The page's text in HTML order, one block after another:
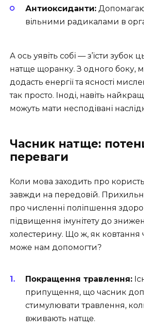
Антиоксиданти:
вільними радикалами в
А ось уявіть собі — з’їсти зубок
натще щоранку. З одного боку,
додасть енергії та ясності
так просто. Іноді, навіть
можуть мати несподівані
Часник натще:
переваги
Коли мова заходить про
завжди на передовій.
про численні поліпшення
підвищення імунітету до
холестерину. Що ж, як ковтання
може нам допомогти?
Покращення травлення:
припущення, що часник
стимулювати травлення,
вживають натще.